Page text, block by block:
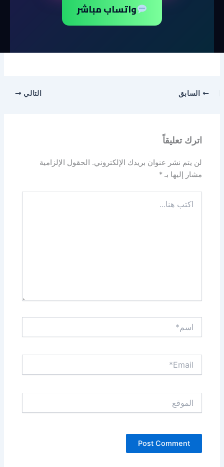
واتساب مباشر
السابق التالي
اترك تعليقاً
لن يتم نشر عنوان بريدك الإلكتروني. الحقول الإلزامية
مشار إليها بـ*
هنا...